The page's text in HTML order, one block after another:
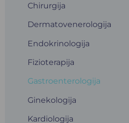
Chirurgija
Dermatovenerologija
Endokrinologija
Fizioterapija
Gastroenterologija
Ginekologija
Kardiologija